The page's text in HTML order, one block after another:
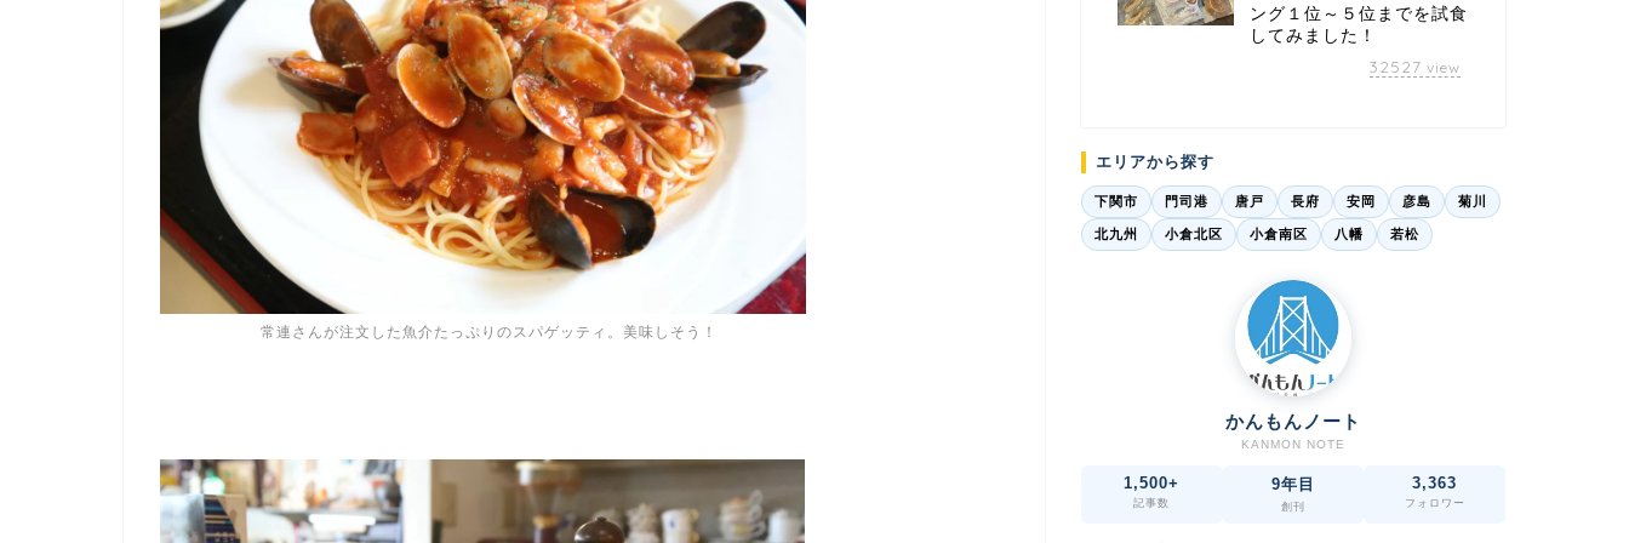
常連さんが注文した魚介たっぷりのスパゲッティ。美味しそう！
ング１位～５位までを試食
してみました！
32527 view
エリアから探す
下関市 門司港 唐戸 長府 安岡 彦島 菊川
北九州 小倉北区 小倉南区 八幡 若松
かんもんノート
KANMON NOTE
1,500+
記事数
9年目
創刊
3,363
フォロワー